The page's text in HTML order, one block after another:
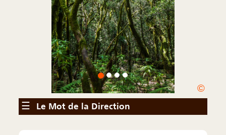
©
☰
Le Mot de la Direction